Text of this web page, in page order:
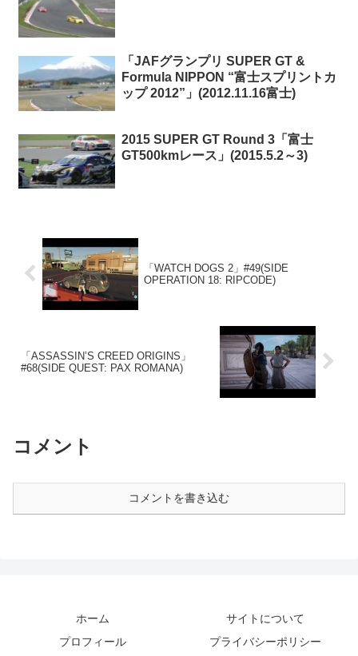
「JAFグランプリ SUPER GT &
Formula NIPPON “富士スプリントカ
ップ 2012”」(2012.11.16富士)
2015 SUPER GT Round 3「富士
GT500kmレース」(2015.5.2～3)
「WATCH DOGS 2」#49(SIDE
OPERATION 18: RIPCODE)
「ASSASSIN’S CREED ORIGINS」
#68(SIDE QUEST: PAX ROMANA)
コメント
コメントを書き込む
ホーム
サイトについて
プロフィール
プライバシーポリシー